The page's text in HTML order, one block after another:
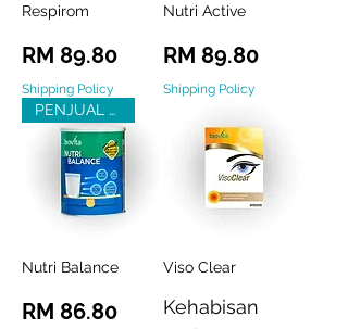
Respirom
Harga
RM 89.80
Shipping Policy
Nutri Active
Harga
RM 89.80
Shipping Policy
PENJUAL UTAMA!
Nutri Balance
Harga
RM 86.80
Viso Clear
Kehabisan